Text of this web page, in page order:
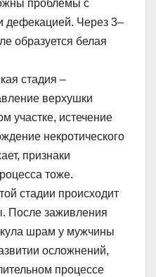
проблемы с
дефекацией. Через 3–
образуется белая
стадия –
верхушки
участке, истечение
некротического
признаки
тоже.
стадии происходит
После заживления
шрам у мужчины
осложнений,
процессе